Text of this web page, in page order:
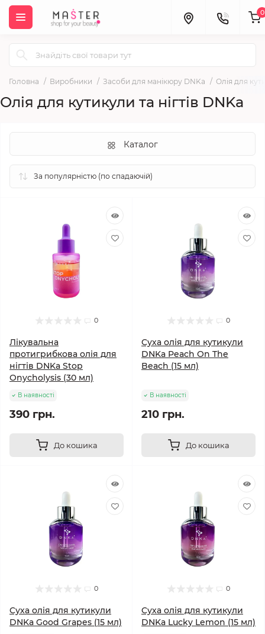
0
Головна Виробники Засоби для манікюру DNKa Олія для
Олія для кутикули та нігтів DNKa
Каталог
0
Лікувальна
протигрибкова олія для
нігтів DNKa Stop
Onycholysis (30 мл)
В наявності
390 грн.
До кошика
0
Cуха олія для кутикули
DNKa Peach On The
Beach (15 мл)
В наявності
210 грн.
До кошика
0
Cуха олія для кутикули
DNKa Good Grapes (15 мл)
0
Cуха олія для кутикули
DNKa Lucky Lemon (15 мл)